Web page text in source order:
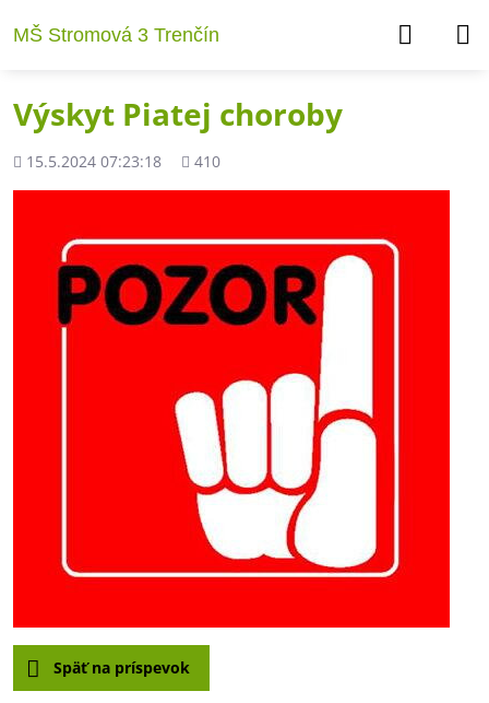
MŠ Stromová 3 Trenčín
Výskyt Piatej choroby
Pridané
15.5.2024 07:23:18
Počet
410
Späť na príspevok